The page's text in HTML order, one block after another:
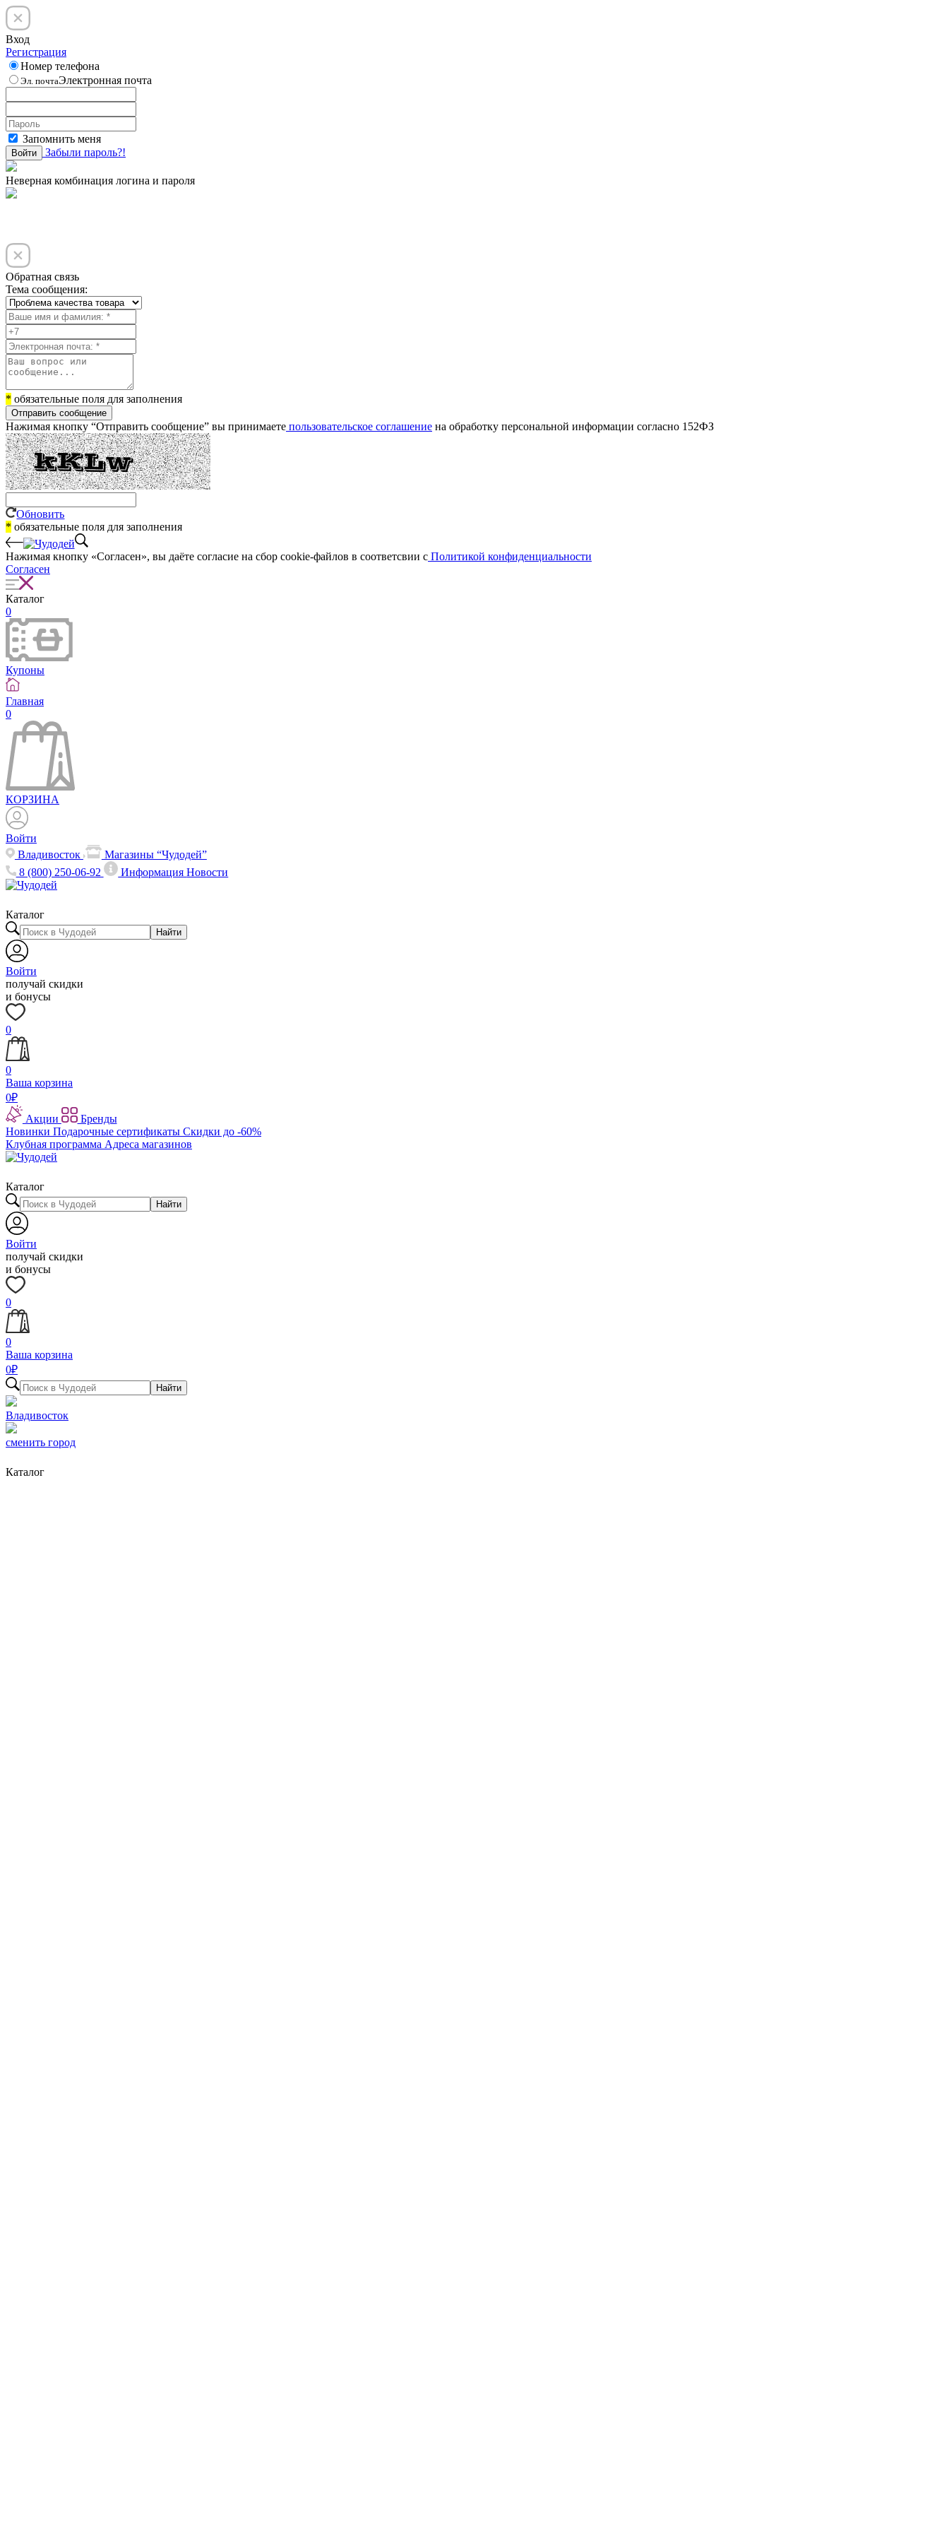
Вход
Регистрация
Номер телефона
Эл. почтаЭлектронная почта
Запомнить меня
Войти Забыли пароль?!
Неверная комбинация логина и пароля
Обратная связь
Тема сообщения:
* обязательные поля для заполнения
Отправить сообщение
Нажимая кнопку “Отправить сообщение” вы принимаете пользовательское соглашение на обработку персональной информации согласно 152ФЗ
Обновить
* обязательные поля для заполнения
Нажимая кнопку «Согласен», вы даёте cогласие на сбор cookie-файлов в соответсвии с Политикой конфиденциальности
Согласен
Каталог
0
Купоны
Главная
0
КОРЗИНА
Войти
Владивосток
Магазины “Чудодей”
8 (800) 250-06-92
ИнформацияНовости
Каталог
Найти
Войти
получай скидки
и бонусы
0
0
Ваша корзина
0₽
Акции
Бренды
Новинки Подарочные сертификаты Скидки до -60%
Клубная программа Адреса магазинов
Каталог
Найти
Войти
получай скидки
и бонусы
0
0
Ваша корзина
0₽
Найти
Владивосток
сменить город
Каталог